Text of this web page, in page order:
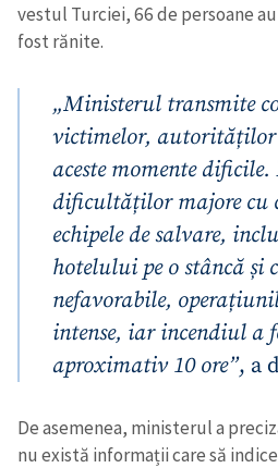
vestul Turciei, 66 de persoane
fost rănite.
„Ministerul transmite
victimelor,
aceste momente
dificultăților majore cu
echipele de salvare,
hotelului pe o stâncă și
nefavorabile,
intense, iar incendiul a
aproximativ 10 ore”, a
De asemenea, ministerul a
nu există informații care să